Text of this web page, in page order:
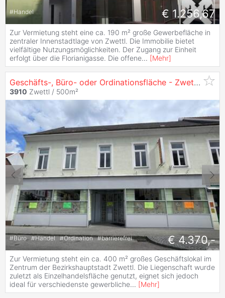
#Handel € 1.256,67
Zur Vermietung steht eine ca. 190 m² große Gewerbefläche in
zentraler Innenstadtlage von Zwettl. Die Immobilie bietet
vielfältige Nutzungsmöglichkeiten. Der Zugang zur Einheit
erfolgt über die Florianigasse. Die offene... [Mehr]
Geschäfts-, Büro- oder Ordinationsfläche - Zwettl Zentrum
3910 Zwettl / 500m²
#Büro #Handel #Ordination #barrierefrei € 4.370,-
Zur Vermietung steht ein ca. 400 m² großes Geschäftslokal im
Zentrum der Bezirkshauptstadt Zwettl. Die Liegenschaft wurde
zuletzt als Einzelhandelsfläche genutzt, eignet sich jedoch
ideal für verschiedenste gewerbliche... [Mehr]